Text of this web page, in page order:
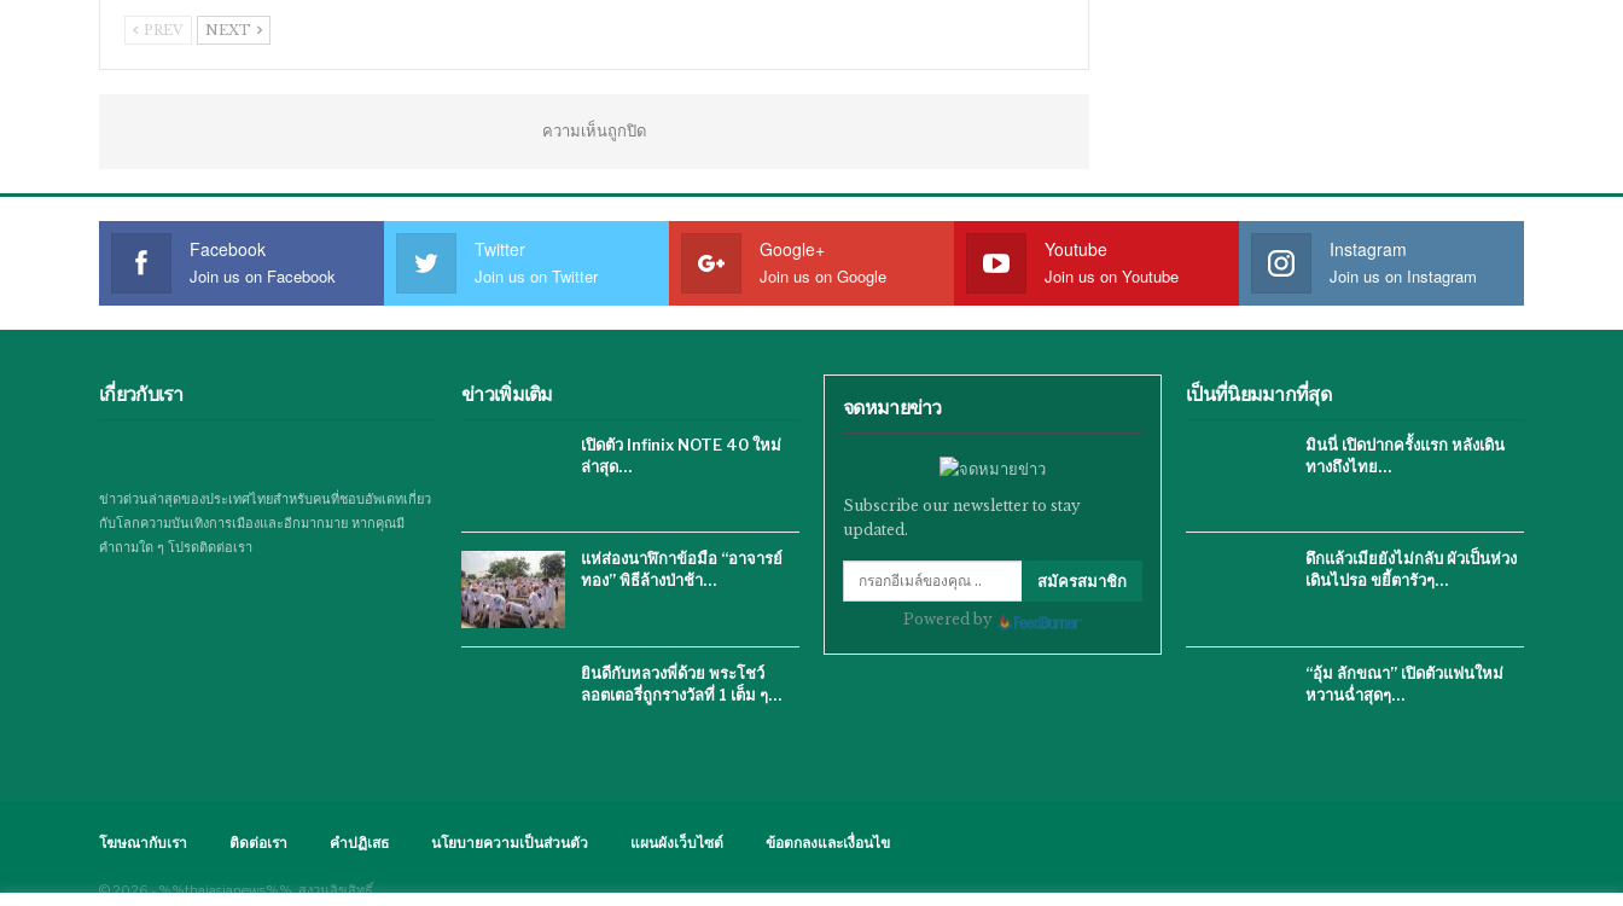
PREV NEXT
ความเห็นถูกปิด
Facebook
Join us on Facebook
Twitter
Join us on Twitter
Google+
Join us on Google
Youtube
Join us on Youtube
Instagram
Join us on Instagram
เกี่ยวกับเรา
ข่าวด่วนล่าสุดของประเทศไทยสำหรับคนที่ชอบอัพเดทเกี่ยว
กับโลกความบันเทิงการเมืองและอีกมากมาย หากคุณมี
คำถามใด ๆ โปรดติดต่อเรา
ข่าวเพิ่มเติม
เปิดตัว Infinix NOTE 40 ใหม่
ล่าสุด…
แห่ส่องนาฬิกาข้อมือ “อาจารย์
ทอง” พิธีล้างป่าช้า…
ยินดีกับหลวงพี่ด้วย พระโชว์
ลอตเตอรี่ถูกรางวัลที่ 1 เต็ม ๆ…
จดหมายข่าว
Subscribe our newsletter to stay
updated.
สมัครสมาชิก
Powered by
เป็นที่นิยมมากที่สุด
มินนี่ เปิดปากครั้งแรก หลังเดิน
ทางถึงไทย…
ดึกแล้วเมียยังไม่กลับ ผัวเป็นห่วง
เดินไปรอ ขยี้ตารัวๆ…
“อุ้ม ลักขณา” เปิดตัวแฟนใหม่
หวานฉ่ำสุดๆ…
โฆษณากับเรา ติดต่อเรา คำปฏิเสธ นโยบายความเป็นส่วนตัว แผนผังเว็บไซต์ ข้อตกลงและเงื่อนไข
© 2026 - %%thaiasianews%%. สงวนลิขสิทธิ์.